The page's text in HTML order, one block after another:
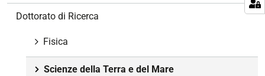
Dottorato di Ricerca
Fisica
Scienze della Terra e del Mare